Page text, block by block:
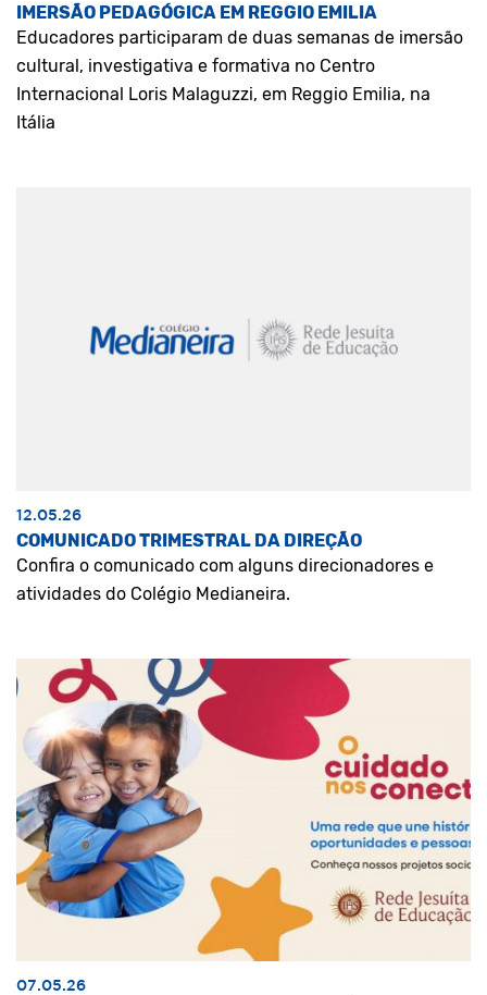
IMERSÃO PEDAGÓGICA EM REGGIO EMILIA
Educadores participaram de duas semanas de imersão
cultural, investigativa e formativa no Centro
Internacional Loris Malaguzzi, em Reggio Emilia, na
Itália
12.05.26
COMUNICADO TRIMESTRAL DA DIREÇÃO
Confira o comunicado com alguns direcionadores e
atividades do Colégio Medianeira.
07.05.26